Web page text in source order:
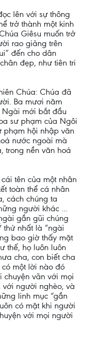
lên với sự thông
trở thành một kinh
Giêsu muốn trở
rao giảng trên
đến cho dân
đẹp, như tiên tri
Chúa: Chúa đã
Ba mươi năm
Ngài mới bắt đầu
sư phạm của Ngôi
phạm hội nhập văn
nước ngoài mà
trong nền văn hoá
tên của một nhân
toàn thể cá nhân
cách chúng ta
người khác ...
gần gũi chúng
thứ nhất là “ngài
bao giờ thấy mặt
thế, họ luôn luôn
cha, con biết cha
một lời nào đó
chuyện vãn với mọi
với người nghèo, và
linh mục “gần
có mặt khi người
với mọi người